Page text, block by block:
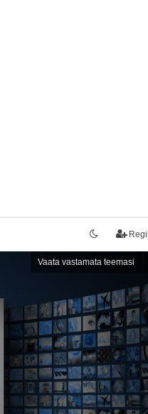
Vaata vastamata teemasi